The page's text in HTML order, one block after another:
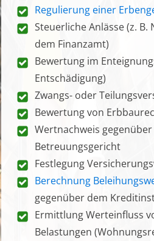
Regulierung einer
Steuerliche Anlässe (z.
dem Finanzamt)
Bewertung im
Entschädigung)
Zwangs- oder
Bewertung von
Wertnachweis
Betreuungsgericht
Festlegung
Berechnung
gegenüber dem
Ermittlung Werteinfluss
Belastungen